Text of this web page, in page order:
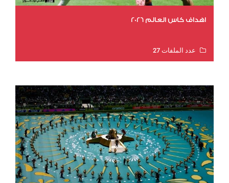
اهداف كاس العالم 2026
عدد الملفات 27